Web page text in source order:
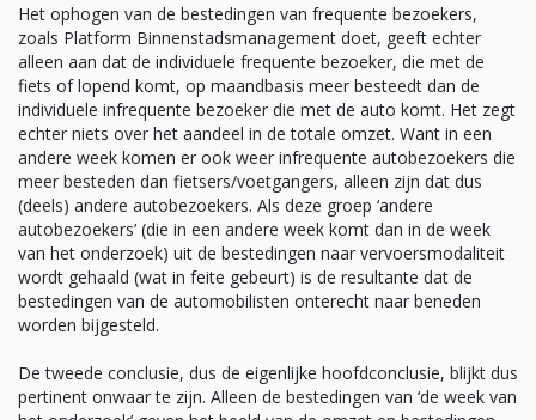
Het ophogen van de bestedingen van frequente bezoekers,
zoals Platform Binnenstadsmanagement doet, geeft echter
alleen aan dat de individuele frequente bezoeker, die met de
fiets of lopend komt, op maandbasis meer besteedt dan de
individuele infrequente bezoeker die met de auto komt. Het zegt
echter niets over het aandeel in de totale omzet. Want in een
andere week komen er ook weer infrequente autobezoekers die
meer besteden dan fietsers/voetgangers, alleen zijn dat dus
(deels) andere autobezoekers. Als deze groep ‘andere
autobezoekers’ (die in een andere week komt dan in de week
van het onderzoek) uit de bestedingen naar vervoersmodaliteit
wordt gehaald (wat in feite gebeurt) is de resultante dat de
bestedingen van de automobilisten onterecht naar beneden
worden bijgesteld.
De tweede conclusie, dus de eigenlijke hoofdconclusie, blijkt dus
pertinent onwaar te zijn. Alleen de bestedingen van ‘de week van